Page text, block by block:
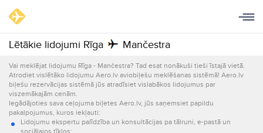
Lētākie lidojumi Rīga Mančestra
Vai meklējat lidojumu Rīga - Mančestra? Tad esat nonākuši tieši īstajā vietā.
Atrodiet vislētāko lidojumu Aero.lv aviobiļešu meklēšanas sistēmā! Aero.lv
biļešu rezervācijas sistēmā jūs atradīsiet vislabākos lidojumus par
viszemākajām cenām.
Iegādājoties sava ceļojuma biļetes Aero.lv, jūs saņemsiet papildu
pakalpojumus, kuros iekļauti:
Lidojumu ekspertu palīdzība un konsultācijas pa tālruni, e-pastā un